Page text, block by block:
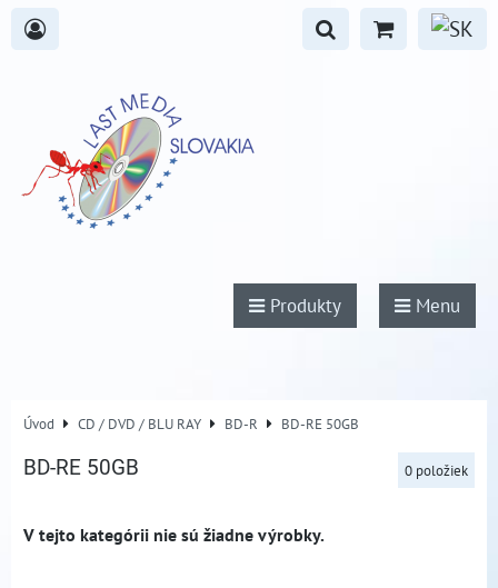
Produkty Menu
Úvod CD / DVD / BLU RAY BD-R BD-RE 50GB
BD-RE 50GB 0 položiek